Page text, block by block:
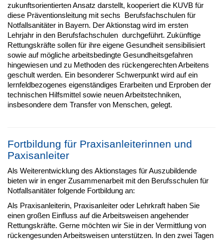
zukunftsorientierten Ansatz darstellt, kooperiert die KUVB für
diese Präventionsleitung mit sechs Berufsfachschulen für
Notfallsanitäter in Bayern. Der Aktionstag wird im ersten
Lehrjahr in den Berufsfachschulen durchgeführt. Zukünftige
Rettungskräfte sollen für ihre eigene Gesundheit sensibilisiert
sowie auf mögliche arbeitsbedingte Gesundheitsgefahren
hingewiesen und zu Methoden des rückengerechten Arbeitens
geschult werden. Ein besonderer Schwerpunkt wird auf ein
lernfeldbezogenes eigenständiges Erarbeiten und Erproben der
technischen Hilfsmittel sowie neuen Arbeitstechniken,
insbesondere dem Transfer von Menschen, gelegt.
Fortbildung für Praxisanleiterinnen und
Paxisanleiter
Als Weiterentwicklung des Aktionstages für Auszubildende
bieten wir in enger Zusammenarbeit mit den Berufsschulen für
Notfallsanitäter folgende Fortbildung an:
Als Praxisanleiterin, Praxisanleiter oder Lehrkraft haben Sie
einen großen Einfluss auf die Arbeitsweisen angehender
Rettungskräfte. Gerne möchten wir Sie in der Vermittlung von
rückengesunden Arbeitsweisen unterstützen. In den zwei Tagen